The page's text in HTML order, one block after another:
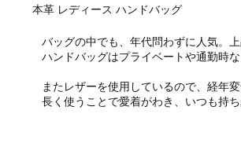
本革 レディース ハンドバッグ
バッグの中でも、年代問わずに人気。
ハンドバッグはプライベートや通勤時
またレザーを使用しているので、経年
長く使うことで愛着がわき、いつも持